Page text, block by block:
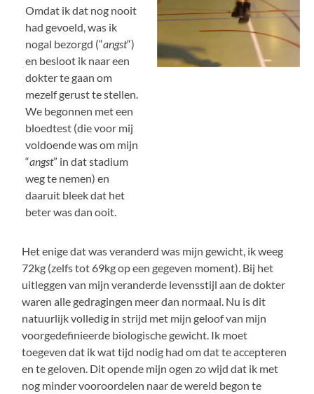
Omdat ik dat nog nooit
had gevoeld, was ik
nogal bezorgd (“angst“)
en besloot ik naar een
dokter te gaan om
mezelf gerust te stellen.
We begonnen met een
bloedtest (die voor mij
voldoende was om mijn
“angst” in dat stadium
weg te nemen) en
daaruit bleek dat het
beter was dan ooit.
Het enige dat was veranderd was mijn gewicht, ik weeg
72kg (zelfs tot 69kg op een gegeven moment). Bij het
uitleggen van mijn veranderde levensstijl aan de dokter
waren alle gedragingen meer dan normaal. Nu is dit
natuurlijk volledig in strijd met mijn geloof van mijn
voorgedefinieerde biologische gewicht. Ik moet
toegeven dat ik wat tijd nodig had om dat te accepteren
en te geloven. Dit opende mijn ogen zo wijd dat ik met
nog minder vooroordelen naar de wereld begon te